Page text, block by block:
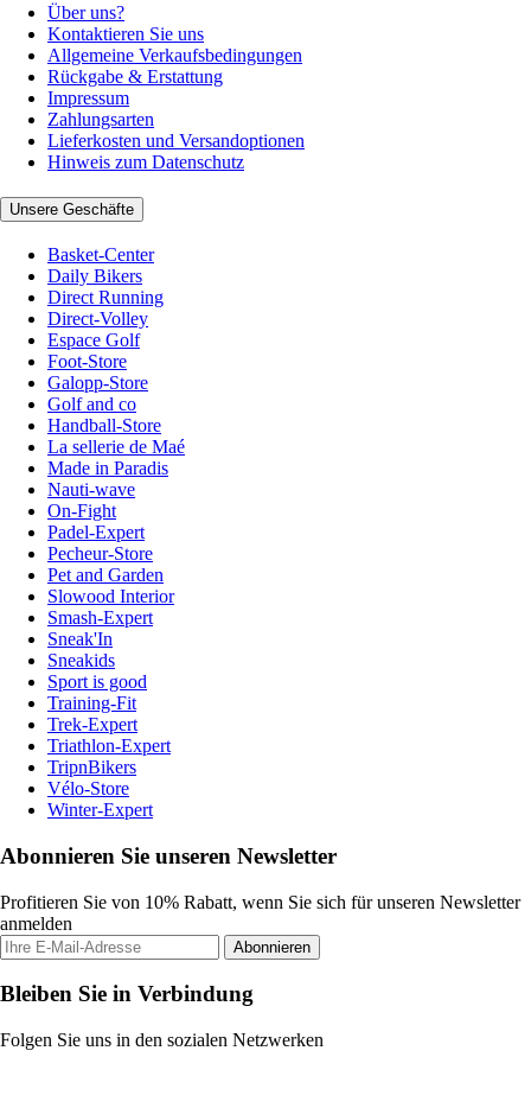
Über uns?
Kontaktieren Sie uns
Allgemeine Verkaufsbedingungen
Rückgabe & Erstattung
Impressum
Zahlungsarten
Lieferkosten und Versandoptionen
Hinweis zum Datenschutz
Unsere Geschäfte
Basket-Center
Daily Bikers
Direct Running
Direct-Volley
Espace Golf
Foot-Store
Galopp-Store
Golf and co
Handball-Store
La sellerie de Maé
Made in Paradis
Nauti-wave
On-Fight
Padel-Expert
Pecheur-Store
Pet and Garden
Slowood Interior
Smash-Expert
Sneak'In
Sneakids
Sport is good
Training-Fit
Trek-Expert
Triathlon-Expert
TripnBikers
Vélo-Store
Winter-Expert
Abonnieren Sie unseren Newsletter
Profitieren Sie von 10% Rabatt, wenn Sie sich für unseren Newsletter
anmelden
Abonnieren
Bleiben Sie in Verbindung
Folgen Sie uns in den sozialen Netzwerken